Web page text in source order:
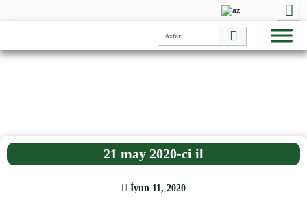
21 may 2020-ci il
İyun 11, 2020